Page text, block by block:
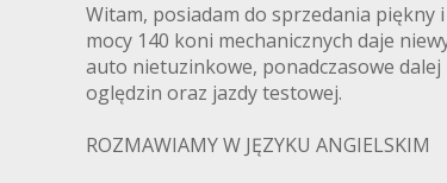
Witam, posiadam do sprzedania piękny
mocy 140 koni mechanicznych daje
auto nietuzinkowe, ponadczasowe
oględzin oraz jazdy testowej.
ROZMAWIAMY W JĘZYKU ANGIELSKIM